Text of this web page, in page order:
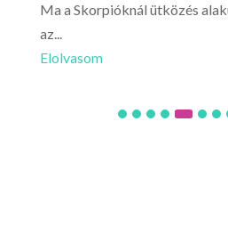
Ma a Skorpióknál ütközés
az...
Elolvasom